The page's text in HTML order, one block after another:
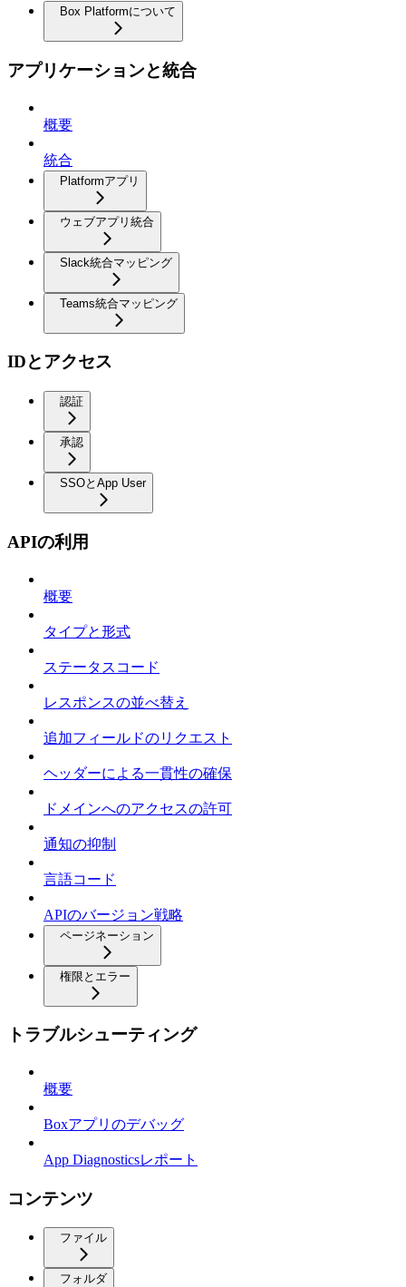
Box Platformについて
アプリケーションと統合
概要
統合
Platformアプリ
ウェブアプリ統合
Slack統合マッピング
Teams統合マッピング
IDとアクセス
認証
承認
SSOとApp User
APIの利用
概要
タイプと形式
ステータスコード
レスポンスの並べ替え
追加フィールドのリクエスト
ヘッダーによる一貫性の確保
ドメインへのアクセスの許可
通知の抑制
言語コード
APIのバージョン戦略
ページネーション
権限とエラー
トラブルシューティング
概要
Boxアプリのデバッグ
App Diagnosticsレポート
コンテンツ
ファイル
フォルダ